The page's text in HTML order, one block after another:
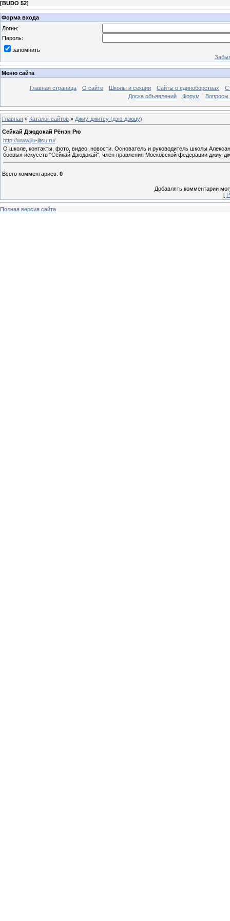
[BUDO 52]
Форма входа
Логин:
Пароль:
запомнить
Меню сайта
Главная страница О сайте Школы и секции Сайты о единоборствах
Доска объявлений
Форум Вопросы
Главная » Каталог сайтов » Джиу-джитсу (дзю-дзюцу)
Сейкай Дзюдокай Рёнэн Рю
http://www.jiu-jitsu.ru/
О школе, контакты, фото, видео, новости. Основатель и руководитель школы
боевых искусств "Сейкай Дзюдокай", член правления Московской федерации джиу-
Всего комментариев: 0
Добавлять комментарии
[
Полная версия сайта